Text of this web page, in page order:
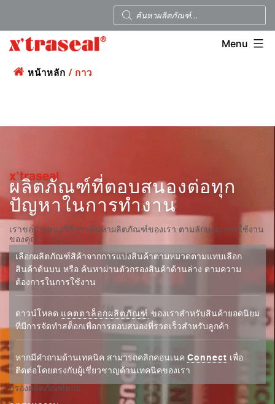
Menu
หน้าหลัก / กาว
x’traseal
ผลิตภัณฑ์ที่ตอบสนองต่อทุก
ปัญหาในการทำงาน
เราขอนำเสนอวิธีการค้นหาผลิตภัณฑ์ของเรา ตามลักษณะการใช้งาน
ของคุณ:
เลือกผลิตภัณฑ์สิค้าจากการแบ่งสินค้าตามหมวดตามแทบเลือก
สินค้าด้นบน หรือ ค้นหาผ่านตัวกรองสินค้าด้านล่าง ตามความ
ต้องการในการใช้งาน
ดาวน์โหลด แคตตาล็อกผลิตภัณฑ์ ของเราสำหรับสินค้ายอดนิยม
ที่มีการจัดทำสต็อกเพื่อการตอบสนองที่รวดเร็วสำหรับลูกค้า
หากมีคำถามด้านเทคนิค สามารถคลิกคอนเนค Connect เพื่อ
ติดต่อโดยตรงกับผู้เชี่ยวชาญด้านเทคนิคของเรา
กรองผลิตภัณฑ์ตาม